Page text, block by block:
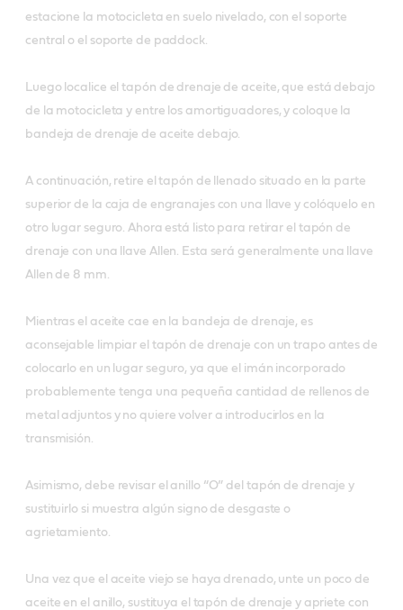
estacione la motocicleta en suelo nivelado, con el soporte
central o el soporte de paddock.
Luego localice el tapón de drenaje de aceite, que está debajo
de la motocicleta y entre los amortiguadores, y coloque la
bandeja de drenaje de aceite debajo.
A continuación, retire el tapón de llenado situado en la parte
superior de la caja de engranajes con una llave y colóquelo en
otro lugar seguro. Ahora está listo para retirar el tapón de
drenaje con una llave Allen. Esta será generalmente una llave
Allen de 8 mm.
Mientras el aceite cae en la bandeja de drenaje, es
aconsejable limpiar el tapón de drenaje con un trapo antes de
colocarlo en un lugar seguro, ya que el imán incorporado
probablemente tenga una pequeña cantidad de rellenos de
metal adjuntos y no quiere volver a introducirlos en la
transmisión.
Asimismo, debe revisar el anillo “O” del tapón de drenaje y
sustituirlo si muestra algún signo de desgaste o
agrietamiento.
Una vez que el aceite viejo se haya drenado, unte un poco de
aceite en el anillo, sustituya el tapón de drenaje y apriete con